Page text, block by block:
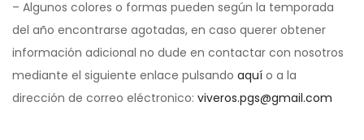
– Algunos colores o formas pueden según la temporada
del año encontrarse agotadas, en caso querer obtener
información adicional no dude en contactar con nosotros
mediante el siguiente enlace pulsando aquí o a la
dirección de correo eléctronico: viveros.pgs@gmail.com